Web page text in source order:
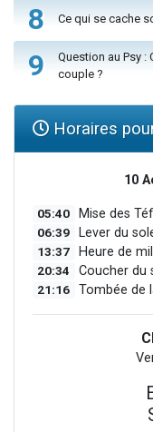
8 Ce qui se cache
9
Question au Psy :
couple ?
Horaires
10
05:40 Mise des
06:39 Lever du
13:37 Heure de
20:34 Coucher du
21:16 Tombée de